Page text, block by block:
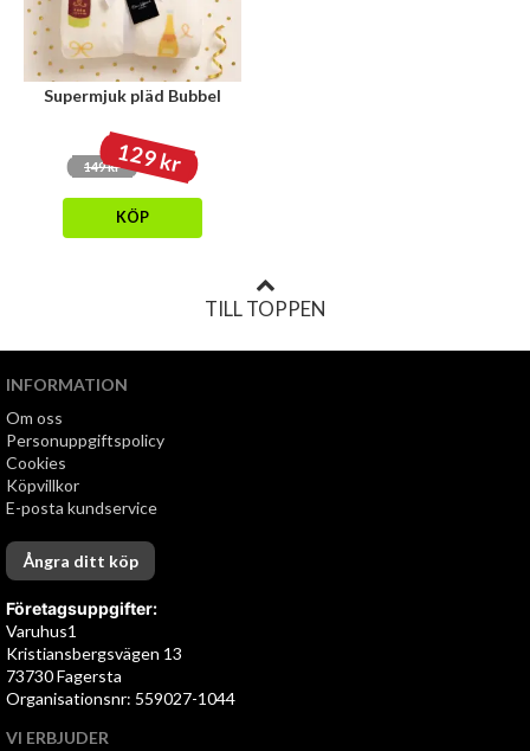
Supermjuk pläd Bubbel
149 kr129 kr
KÖP
TILL TOPPEN
INFORMATION
Om oss
Personuppgiftspolicy
Cookies
Köpvillkor
E-posta kundservice
Ångra ditt köp
Företagsuppgifter:
Varuhus1
Kristiansbergsvägen 13
73730 Fagersta
Organisationsnr: 559027-1044
VI ERBJUDER